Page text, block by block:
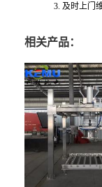
3. 及时上门
相关产品：